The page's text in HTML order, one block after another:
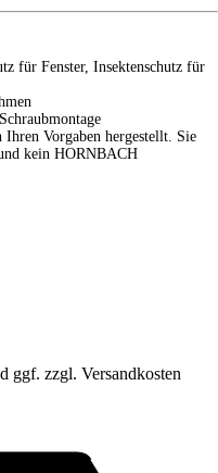
für Fenster, Insektenschutz für
Vorgaben hergestellt. Sie
kein HORNBACH
ggf. zzgl. Versandkosten